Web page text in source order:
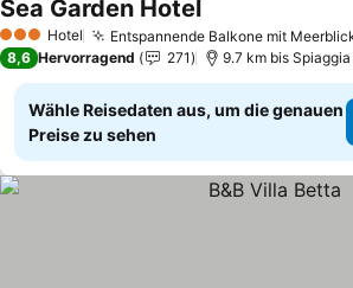
3 SterneHotel Entspannende Balkone mit
Sea Garden HotelPreise sehen
8,6 Hervorragend 271 9.7 km bis
Wähle Reisedaten aus, um die genauen
Preise zu sehen